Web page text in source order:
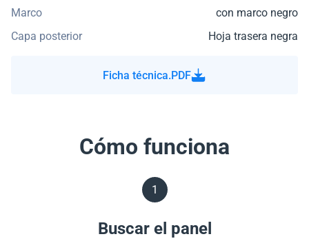
Marco
con marco negro
Capa posterior
Hoja trasera negra
Ficha técnica.PDF
Cómo funciona
1
Buscar el panel